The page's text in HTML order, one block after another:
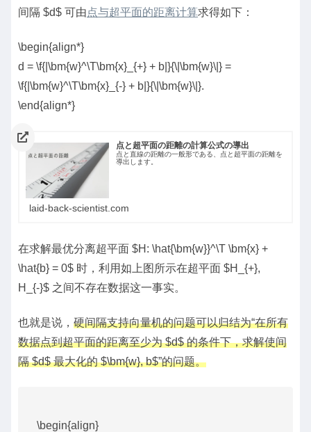
间隔 $d$ 可由点与超平面的距离计算求得如下：
\begin{align*}
d = \f{|\bm{w}^\T\bm{x}_{+} + b|}{\|\bm{w}\|} =
\f{|\bm{w}^\T\bm{x}_{-} + b|}{\|\bm{w}\|}.
\end{align*}
点と超平面の距離の計算公式の導出
点と直線の距離の一般形である、点と超平面の距離を
導出します。
laid-back-scientist.com
在求解最优分离超平面 $H: \hat{\bm{w}}^\T \bm{x} +
\hat{b} = 0$ 时，利用如上图所示在超平面 $H_{+},
H_{-}$ 之间不存在数据这一事实。
也就是说， 硬间隔支持向量机的问题可以归结为“在所有
数据点到超平面的距离至少为 $d$ 的条件下，求解使间
隔 $d$ 最大化的 $\bm{w}, b$”的问题。
\begin{align}